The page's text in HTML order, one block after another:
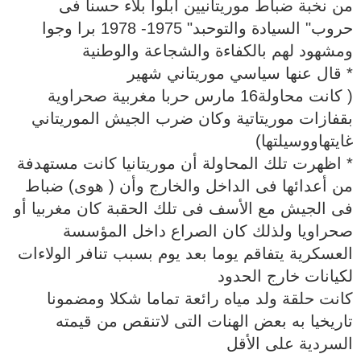
من نخبة ضباط موريتانيين ابلوا بلاء حسنا فى
حروب" السيادة والتوحبد" 1975- 1978 برا وجوا
ومشهود لهم بالكفاءة والشجاعة والوطنية
* قال عنها سياسي موريتاني شهير
( كانت محاولة16 مارس حربا مغربية صحراوية
بقفازات موريتاتية وكان ضرب الجيش الموريتاني
غايتهاووسيلتها)
* اظهرت تلك المحاولة أن موريتانيا كانت مستهدفة
من أعدائها فى الداخل والخارج وأن ( هوى) ضباط
فى الجيش مع الأسف فى تلك الحقبة كان مغربيا أو
صحراويا ولذلك كان الصراع داخل المؤسسة
العسكرية يتفاقم يوما بعد يوم بسبب تنافر الولاءات
لكيانات خارج الحدود
كانت حلقة ولد مياه رائعة تماما شكلا ومضمونا
تاريخيا به بعض الهنات التى لاتنقص من قيمته
السردية على الأقل